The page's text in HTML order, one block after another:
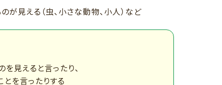
が見える（虫、小さな動物、小人）など
見えると言ったり、
とを言ったりする